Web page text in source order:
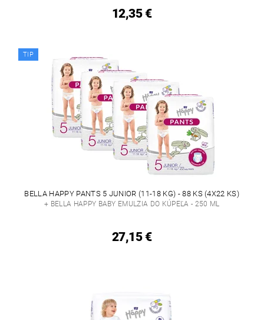
12,35 €
TIP
BELLA HAPPY PANTS 5 JUNIOR (11-18 KG) - 88 KS (4X22 KS)
+ BELLA HAPPY BABY EMULZIA DO KÚPEĽA - 250 ML
27,15 €